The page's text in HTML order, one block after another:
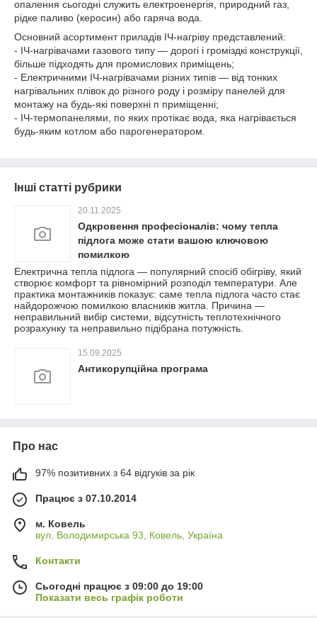
опалення сьогодні служить електроенергія, природний газ,
рідке паливо (керосин) або гаряча вода.
Основний асортимент приладів ІЧ-нагріву представлений:
- ІЧ-нагрівачами газового типу ― дорогі і громіздкі конструкції,
більше підходять для промислових приміщень;
- Електричними ІЧ-нагрівачами різних типів ― від тонких
нагрівальних плівок до різного роду і розміру панелей для
монтажу на будь-які поверхні п приміщенні;
- ІЧ-термопанелями, по яких протікає вода, яка нагрівається
будь-яким котлом або парогенератором.
Інші статті рубрики
20.11.2025
Одкровення професіоналів: чому тепла
підлога може стати вашою ключовою
помилкою
Електрична тепла підлога — популярний спосіб обігріву, який
створює комфорт та рівномірний розподіл температури. Але
практика монтажників показує: саме тепла підлога часто стає
найдорожчою помилкою власників житла. Причина —
неправильний вибір системи, відсутність теплотехнічного
розрахунку та неправильно підібрана потужність.
15.09.2025
Антикорупційна програма
Про нас
97% позитивних з 64 відгуків за рік
Працює з 07.10.2014
м. Ковель
вул. Володимирська 93, Ковель, Україна
Контакти
Сьогодні працює з 09:00 до 19:00
Показати весь графік роботи